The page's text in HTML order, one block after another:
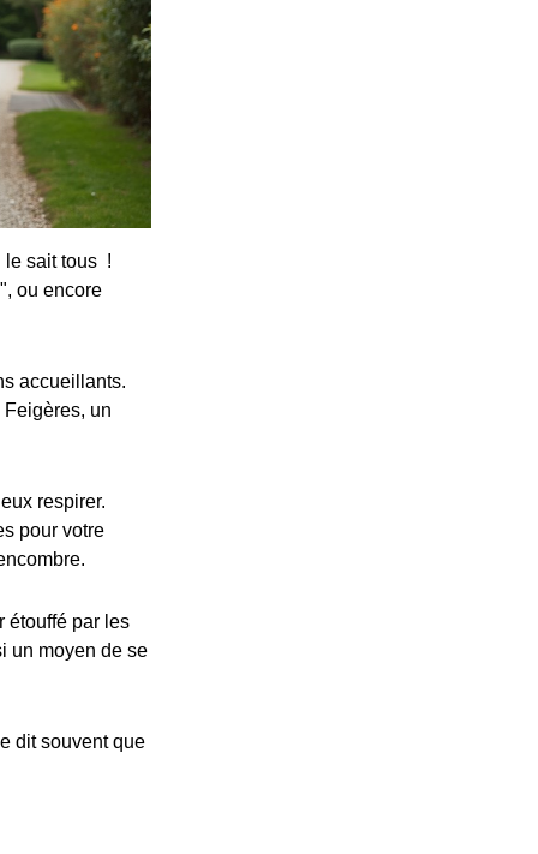
le sait tous !
ou encore
accueillants.
un
respirer.
pour votre
étouffé par les
un moyen de se
dit souvent que